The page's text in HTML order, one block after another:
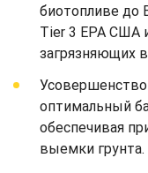
биотопливе до
Tier 3 EPA США
загрязняющих
оптимальный
обеспечивая
выемки грунта.